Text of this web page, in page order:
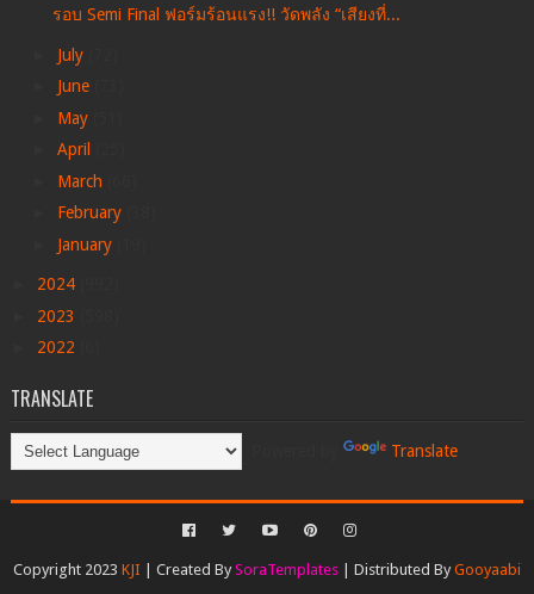
รอบ Semi Final ฟอร์มร้อนแรง!! วัดพลัง “เสียงที่...
July
June
May
April
March
February
January
2024
2023
2022
TRANSLATE
Translate
Copyright 2023 KJI | Created By SoraTemplates| Distributed By Gooyaabi